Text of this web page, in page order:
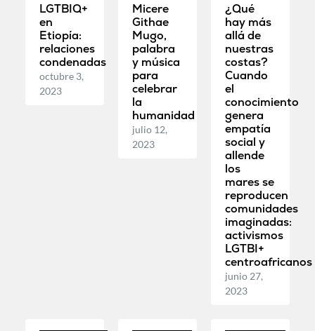
LGTBIQ+
en
Etiopía:
relaciones
condenadas
octubre 3,
2023
Micere
Githae
Mugo,
palabra
y música
para
celebrar
la
humanidad
julio 12,
2023
¿Qué
hay más
allá de
nuestras
costas?
Cuando
el
conocimiento
genera
empatía
social y
allende
los
mares se
reproducen
comunidades
imaginadas:
activismos
LGTBI+
centroafricanos
junio 27,
2023